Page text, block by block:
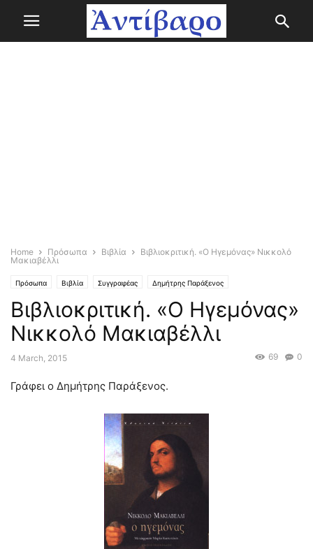
Home Πρόσωπα Βιβλία
Βιβλιοκριτική. «Ο Ηγεμόνας» Νικκολό
Μακιαβέλλι
Πρόσωπα Βιβλία Συγγραφέας Δημήτρης Παράξενος
Βιβλιοκριτική. «Ο Ηγεμόνας»
Νικκολό Μακιαβέλλι
4 March, 2015 0
69
Γράφει ο Δημήτρης Παράξενος.